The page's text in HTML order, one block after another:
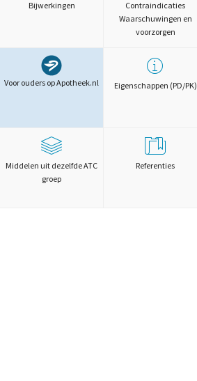
Bijwerkingen
Contraindicaties
Waarschuwingen en
voorzorgen
Voor ouders op Apotheek.nl Eigenschappen (PD/PK)
Middelen uit dezelfde ATC
groep
Referenties